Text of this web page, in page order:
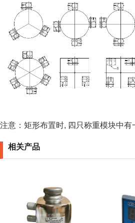
注意：矩形布置时, 四只称重模块中有
相关产品